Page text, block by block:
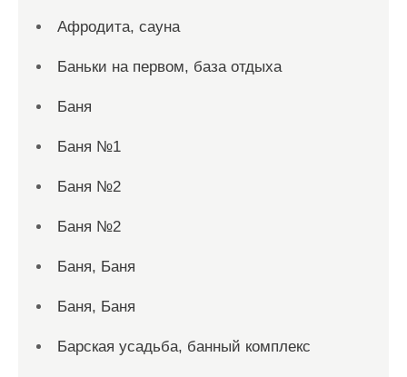
Афродита, сауна
Баньки на первом, база отдыха
Баня
Баня №1
Баня №2
Баня №2
Баня, Баня
Баня, Баня
Барская усадьба, банный комплекс